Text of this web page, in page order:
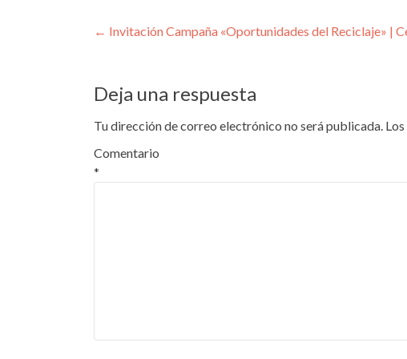
Navegación
entradas
← Invitación Campaña «Oportunidades del Reciclaje» |
Deja una respuesta
Tu dirección de correo electrónico no será publicada.
Comentario
*